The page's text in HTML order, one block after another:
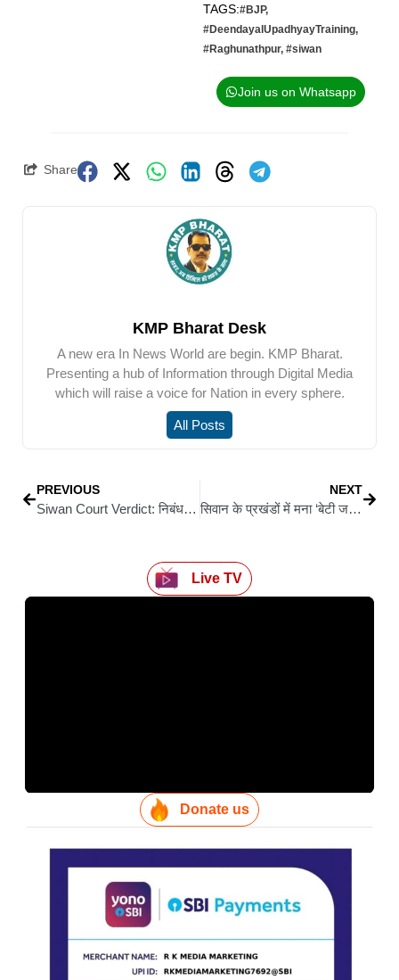
TAGS:#BJP,
#DeendayalUpadhyayTraining,
#Raghunathpur, #siwan
Join us on Whatsapp
Share
KMP Bharat Desk
A new era In News World are begin. KMP Bharat.
Presenting a hub of Information through Digital Media
which will raise a voice for Nation in every sphere.
All Posts
PREVIOUS
Siwan Court Verdict: निबंधन कार्यालय में कातिब के बेटे की हत्या मामले में पिता समेत तीन पुत्रों को उम्रकैद
NEXT
सिवान के प्रखंडों में मना ‘बेटी जन्मोत्सव’, कन्या रत्न सम्मान समारोह में नवजात बेटियों को दिया गया बेबी किट
Live TV
Donate us